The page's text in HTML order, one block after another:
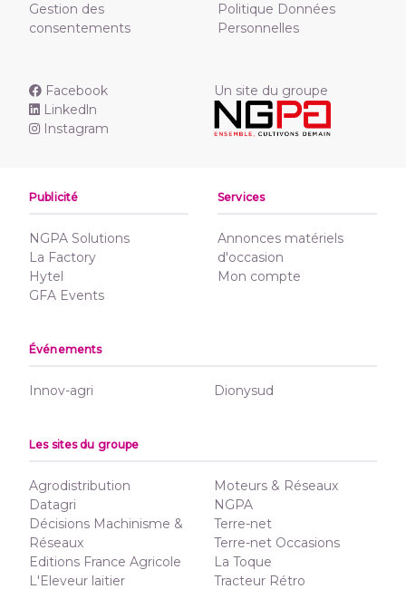
Gestion des
consentements
Politique Données
Personnelles
Facebook
Linkedln
Instagram
Un site du groupe
Publicité
NGPA Solutions
La Factory
Hytel
GFA Events
Services
Annonces matériels
d'occasion
Mon compte
Événements
Innov-agri Dionysud
Les sites du groupe
Agrodistribution
Datagri
Décisions Machinisme &
Réseaux
Editions France Agricole
L'Eleveur laitier
Moteurs & Réseaux
NGPA
Terre-net
Terre-net Occasions
La Toque
Tracteur Rétro